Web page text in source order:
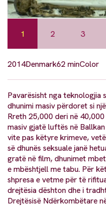
1 2 3
2014Denmark62 minColor
Pavarësisht nga teknologjia
dhunimi masiv përdoret si
Rreth 25,000 deri në
masiv gjatë luftës në
vite pas këtyre krimeve,
së dhunës seksuale janë
gratë në film, dhunimet
e mbështjell me tabu. Për
shpresa e vetme për të
drejtësia dështon dhe i
Drejtësisë Ndërkombëtare